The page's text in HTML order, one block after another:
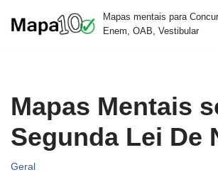
Mapas mentais para
Enem, OAB, Vestibular
Mapas Mentais
Segunda Lei De
Geral